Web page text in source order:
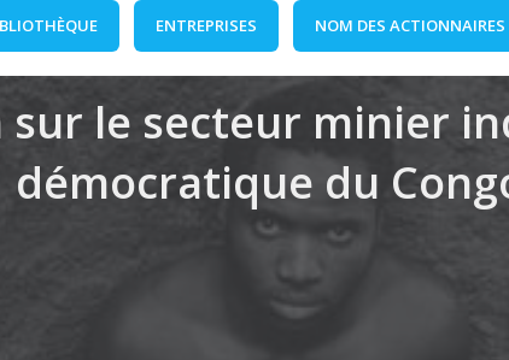
ENTREPRISES NOM DES ACTIONNAIRES
le secteur minier
démocratique du